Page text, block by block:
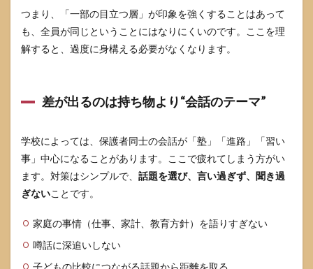
つまり、「一部の目立つ層」が印象を強くすることはあって
も、全員が同じということにはなりにくいのです。ここを理
解すると、過度に身構える必要がなくなります。
差が出るのは持ち物より“会話のテーマ”
学校によっては、保護者同士の会話が「塾」「進路」「習い
事」中心になることがあります。ここで疲れてしまう方がい
ます。対策はシンプルで、 話題を選び、言い過ぎず、聞き過
ぎないことです。
家庭の事情（仕事、家計、教育方針）を語りすぎない
噂話に深追いしない
子どもの比較につながる話題から距離を取る